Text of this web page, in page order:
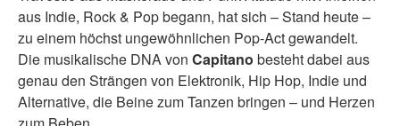
aus Indie, Rock & Pop begann, hat sich – Stand heute –
zu einem höchst ungewöhnlichen Pop-Act gewandelt.
Die musikalische DNA von Capitano besteht dabei aus
genau den Strängen von Elektronik, Hip Hop, Indie und
Alternative, die Beine zum Tanzen bringen – und Herzen